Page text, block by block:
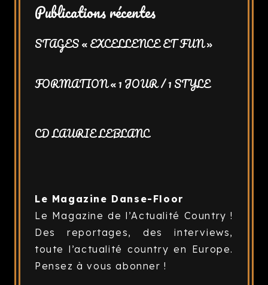
Publications récentes
STAGES « EXCELLENCE ET FUN »
FORMATION « 1 JOUR / 1 STYLE
CD LAURIE LEBLANC
Le Magazine Danse-Floor
Le Magazine de l’Actualité Country !
Des reportages, des interviews,
toute l’actualité country en Europe.
Pensez à vous abonner !